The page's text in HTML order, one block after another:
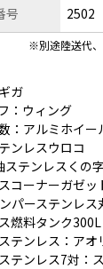
号 2502
※別途陸送代
ガ
：ウィング
：アルミホイー
ンレスウロコ
ステンレスくの
コーナーガゼッ
パーステンレス
燃料タンク
テンレス：ア
テンレス7対：